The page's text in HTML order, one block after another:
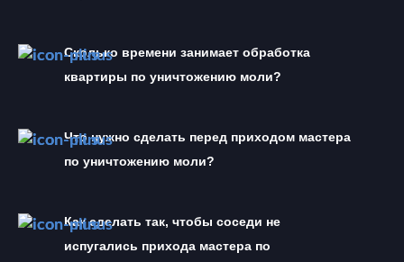
Сколько времени занимает обработка
квартиры по уничтожению моли?
Что нужно сделать перед приходом мастера
по уничтожению моли?
Как сделать так, чтобы соседи не
испугались прихода мастера по